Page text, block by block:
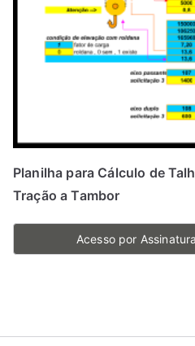
Planilha para Cálculo de
Tração a Tambor
Acesso por